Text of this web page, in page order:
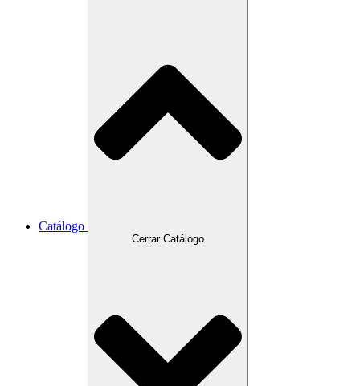
Catálogo
Cerrar Catálogo